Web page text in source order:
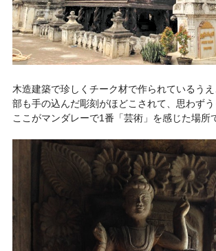
木造建築で珍しくチーク材で作られているう
部も手の込んだ彫刻がほどこされて、思わず
ここがマンダレーで1番「芸術」を感じた場所